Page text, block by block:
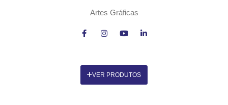
Artes Gráficas
VER PRODUTOS